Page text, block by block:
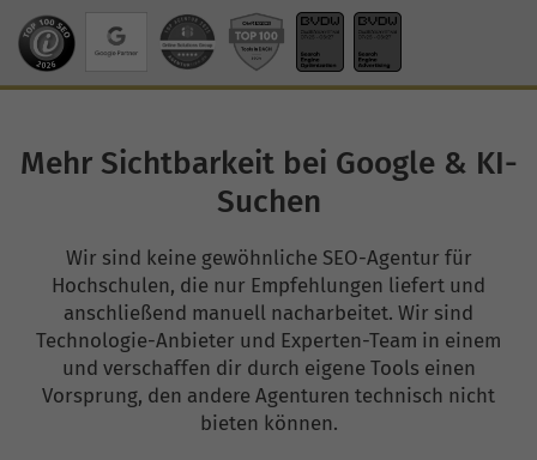
Mehr Sichtbarkeit bei Google & KI-
Suchen
Wir sind keine gewöhnliche SEO-Agentur für
Hochschulen, die nur Empfehlungen liefert und
anschließend manuell nacharbeitet. Wir sind
Technologie-Anbieter und Experten-Team in einem
und verschaffen dir durch eigene Tools einen
Vorsprung, den andere Agenturen technisch nicht
bieten können.